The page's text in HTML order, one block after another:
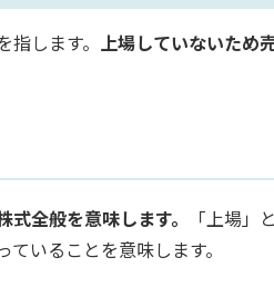
します。
上場していないため
全般を意味します。
「上場」
いることを意味します。